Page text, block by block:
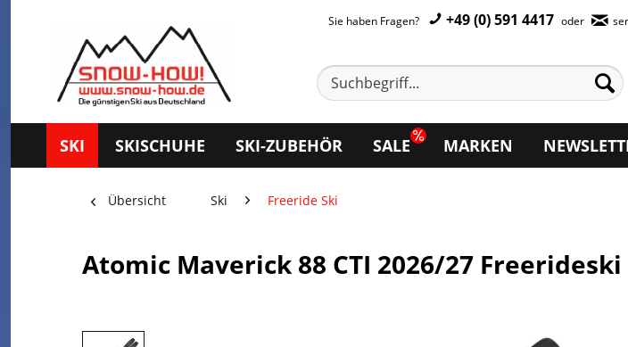
Sie haben Fragen? +49 (0) 591 4417 oder
SKI SKISCHUHE SKI-ZUBEHÖR SALE MARKEN
Übersicht Ski Freeride Ski
Atomic Maverick 88 CTI 2026/27 Freerideski